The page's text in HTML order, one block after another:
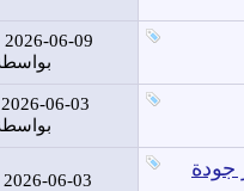
2026-06-09
2026-06-03
جودة 2026-06-03